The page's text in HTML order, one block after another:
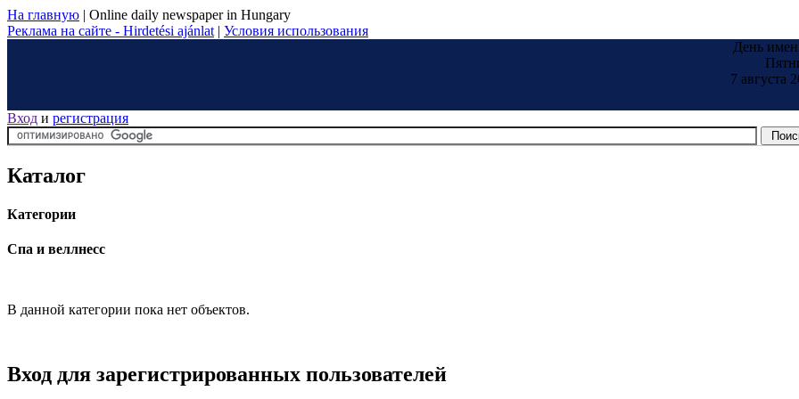
На главную | Online daily newspaper in Hungary
Реклама на сайте - Hirdetési ajánlat | Условия использования
День
7 августа
Вход и регистрация
Каталог
Категории
Спа и веллнесс
В данной категории пока нет объектов.
Вход для зарегистрированных пользователей